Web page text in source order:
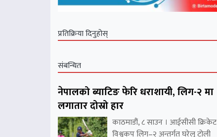
प्रतिक्रिया दिनुहोस्
संबन्धित
नेपालको ब्याटिङ फेरि धराशायी, लिग-२ मा
लगातार दोस्रो हार
काठमाडौं, ८ साउन । आईसीसी क्रिकेट
विश्वकप लिग–२ अन्तर्गत घरेलु टोली